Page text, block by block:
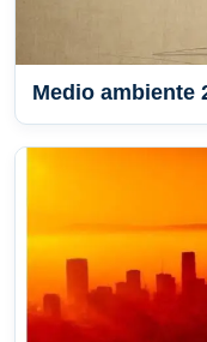
Medio ambiente